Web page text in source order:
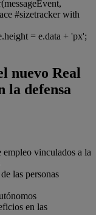
#sizetracker with
= e.data + 'px';
nuevo Real
la defensa
vinculados a la
las personas
en las